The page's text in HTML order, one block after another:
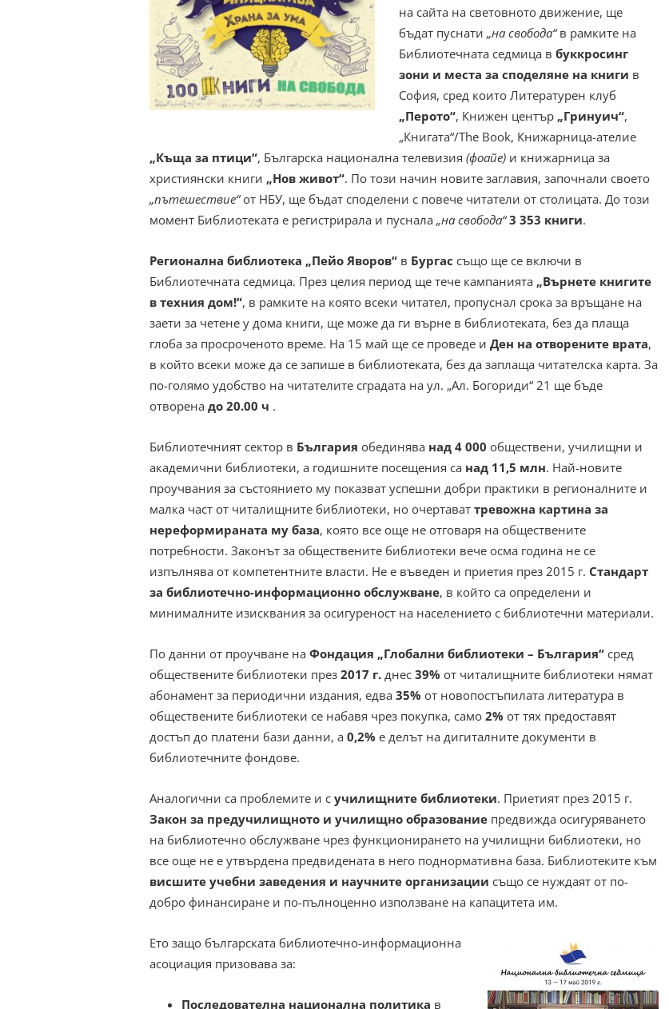
на сайта на световното движение, ще
бъдат пуснати „на свобода“в рамките на
Библиотечната седмица в буккросинг
зони и места за споделяне на книги в
София, сред които Литературен клуб
„Перото“, Книжен център „Гринуич“,
„Книгата“/The Book, Книжарница-ателие
„Къща за птици“, Българска национална телевизия (фоайе) и книжарница за
християнски книги „Нов живот“. По този начин новите заглавия, започнали своето
„пътешествие“от НБУ, ще бъдат споделени с повече читатели от столицата. До този
момент Библиотеката е регистрирала и пуснала „на свобода“ 3 353 книги.
Регионална библиотека „Пейо Яворов“ в Бургас също ще се включи в
Библиотечната седмица. През целия период ще тече кампанията „Върнете книгите
в техния дом!“, в рамките на която всеки читател, пропуснал срока за връщане на
заети за четене у дома книги, ще може да ги върне в библиотеката, без да плаща
глоба за просроченото време. На 15 май ще се проведе и Ден на отворените врата,
в който всеки може да се запише в библиотеката, без да заплаща читателска карта. За
по-голямо удобство на читателите сградата на ул. „Ал. Богориди“ 21 ще бъде
отворена до 20.00 ч .
Библиотечният сектор в България обединява над 4 000 обществени, училищни и
академични библиотеки, а годишните посещения са над 11,5 млн. Най-новите
проучвания за състоянието му показват успешни добри практики в регионалните и
малка част от читалищните библиотеки, но очертават тревожна картина за
нереформираната му база, която все още не отговаря на обществените
потребности. Законът за обществените библиотеки вече осма година не се
изпълнява от компетентните власти. Не е въведен и приетия през 2015 г. Стандарт
за библиотечно-информационно обслужване, в който са определени и
минималните изисквания за осигуреност на населението с библиотечни материали.
По данни от проучване на Фондация „Глобални библиотеки – България“ сред
обществените библиотеки през 2017 г. днес 39% от читалищните библиотеки нямат
абонамент за периодични издания, едва 35% от новопостъпилата литература в
обществените библиотеки се набавя чрез покупка, само 2% от тях предоставят
достъп до платени бази данни, а 0,2% е делът на дигиталните документи в
библиотечните фондове.
Аналогични са проблемите и с училищните библиотеки. Приетият през 2015 г.
Закон за предучилищното и училищно образование предвижда осигуряването
на библиотечно обслужване чрез функционирането на училищни библиотеки, но
все още не е утвърдена предвидената в него поднормативна база. Библиотеките към
висшите учебни заведения и научните организации също се нуждаят от по-
добро финансиране и по-пълноценно използване на капацитета им.
Ето защо българската библиотечно-информационна
асоциация призовава за:
Последователна национална политика в